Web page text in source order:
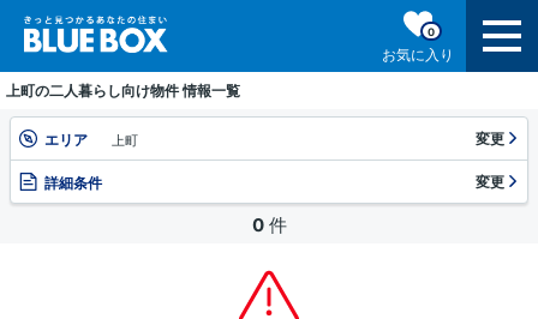
お気に入り
0
上町の二人暮らし向け物件 情報一覧
エリア 上町 変更
詳細条件 変更
0 件